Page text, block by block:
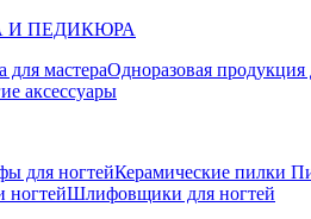
И ПЕДИКЮРА
для мастераОдноразовая продукция
аксессуары
для ногтейКерамические пилки
ногтейШлифовщики для ногтей